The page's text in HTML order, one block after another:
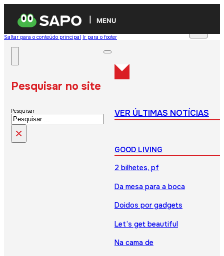
MENU
Saltar para o conteúdo principal Ir para o footer
Pesquisar no site
Pesquisar
×
VER ÚLTIMAS NOTÍCIAS
GOOD LIVING
2 bilhetes, pf
Da mesa para a boca
Doidos por gadgets
Let’s get beautiful
Na cama de